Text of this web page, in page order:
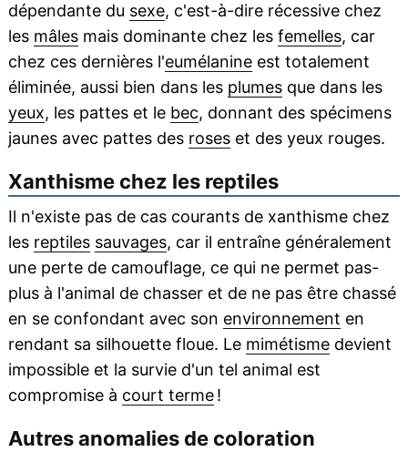
dépendante du sexe, c'est-à-dire récessive chez
les mâlesmais dominante chez les femelles, car
chez ces dernières l'eumélanineest totalement
éliminée, aussi bien dans les plumesque dans les
yeux, les pattes et le bec, donnant des spécimens
jaunes avec pattes des roseset des yeux rouges.
Xanthisme chez les reptiles
Il n'existe pas de cas courants de xanthisme chez
les reptiles sauvages, car il entraîne généralement
une perte de camouflage, ce qui ne permet pas-
plus à l'animal de chasser et de ne pas être chassé
en se confondant avec son environnement en
rendant sa silhouette floue. Le mimétismedevient
impossible et la survie d'un tel animal est
compromise à court terme!
Autres anomalies de coloration